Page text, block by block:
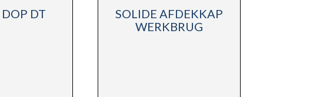
DT
SOLIDE AFDEKKAP
WERKBRUG